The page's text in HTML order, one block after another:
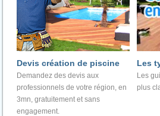
Devis création de piscine
Demandez des devis aux
professionnels de votre région, en
3mn, gratuitement et sans
engagement.
Les
Les
plus